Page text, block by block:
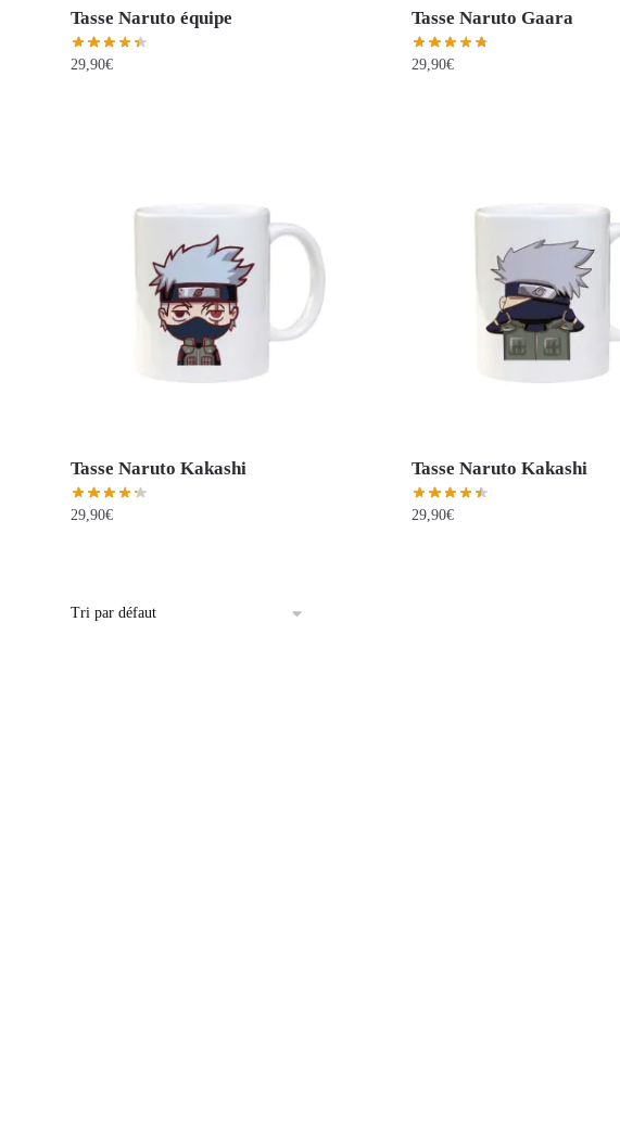
Tasse Naruto équipe
29,90€
Tasse Naruto Gaara
29,90€
Tasse Naruto Kakashi
29,90€
Tasse Naruto Kakashi
29,90€